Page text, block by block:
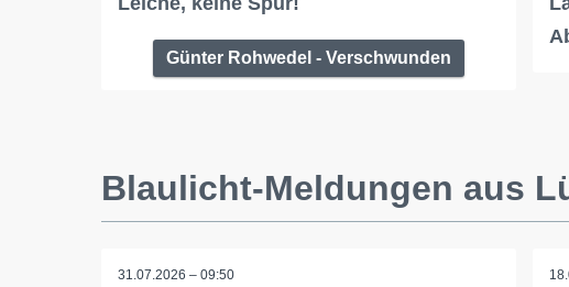
Günter Rohwedel - Verschwunden
Blaulicht-Meldungen aus
31.07.2026 – 09:50